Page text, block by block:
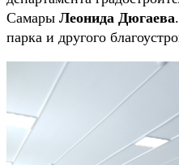
Самары Леонида Дюгаева
парка и другого